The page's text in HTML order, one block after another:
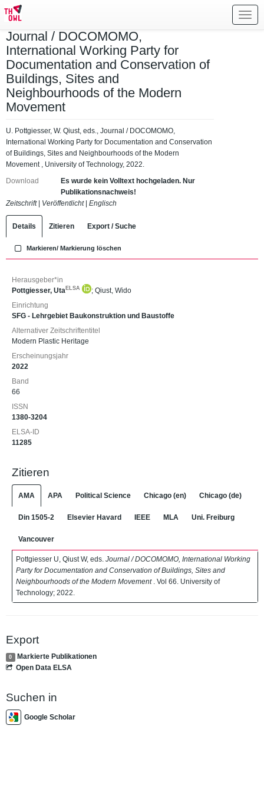
Journal / DOCOMOMO,
International Working Party for
Documentation and Conservation of
Buildings, Sites and
Neighbourhoods of the Modern
Movement
U. Pottgiesser, W. Qiust, eds., Journal / DOCOMOMO,
International Working Party for Documentation and Conservation
of Buildings, Sites and Neighbourhoods of the Modern
Movement , University of Technology, 2022.
Download
Es wurde kein Volltext hochgeladen. Nur
Publikationsnachweis!
Zeitschrift| Veröffentlicht| Englisch
Details Zitieren Export / Suche
Markieren/ Markierung löschen
Herausgeber*in
Pottgiesser, Uta ELSA ; Qiust, Wido
Einrichtung
SFG - Lehrgebiet Baukonstruktion und Baustoffe
Alternativer Zeitschriftentitel
Modern Plastic Heritage
Erscheinungsjahr
2022
Band
66
ISSN
1380-3204
ELSA-ID
11285
Zitieren
AMA APA Political Science Chicago (en) Chicago (de)
Din 1505-2 Elsevier Havard IEEE MLA Uni. Freiburg
Vancouver
Pottgiesser U, Qiust W, eds. Journal / DOCOMOMO, International Working
Party for Documentation and Conservation of Buildings, Sites and
Neighbourhoods of the Modern Movement . Vol 66. University of
Technology; 2022.
Export
0
Markierte Publikationen
Open Data ELSA
Suchen in
Google Scholar